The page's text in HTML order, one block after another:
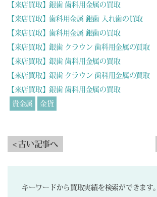
【来店買取】銀歯 歯科用金属の買取
【来店買取】歯科用金属 銀歯 入れ歯の買取
【来店買取】歯科用金属 銀歯の買取
【来店買取】銀歯 クラウン 歯科用金属の買取
【来店買取】銀歯 歯科用金属の買取
【来店買取】銀歯 クラウン 歯科用金属の買取
【来店買取】銀歯 歯科用金属の買取
貴金属
金貨
< 古い記事へ
キーワードから買取実績を検索ができます。